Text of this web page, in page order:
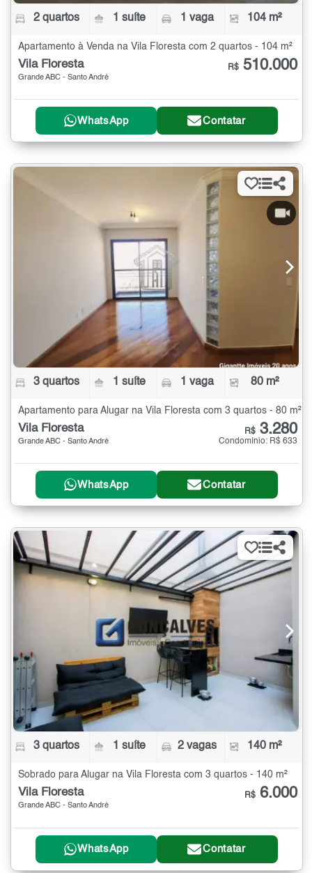
2 quartos 1 suíte 1 vaga 104 m²
Apartamento à Venda na Vila Floresta com 2 quartos - 104 m²
Vila Floresta
Grande ABC - Santo André
R$ 510.000
WhatsApp Contatar
3 quartos 1 suíte 1 vaga 80 m²
Apartamento para Alugar na Vila Floresta com 3 quartos - 80 m²
Vila Floresta
Grande ABC - Santo André
R$ 3.280
Condomínio: R$ 633
WhatsApp Contatar
3 quartos 1 suíte 2 vagas 140 m²
Sobrado para Alugar na Vila Floresta com 3 quartos - 140 m²
Vila Floresta
Grande ABC - Santo André
R$ 6.000
WhatsApp Contatar